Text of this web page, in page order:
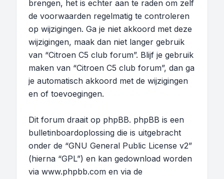
brengen, het is echter aan te raden om zelf
de voorwaarden regelmatig te controleren
op wijzigingen. Ga je niet akkoord met deze
wijzigingen, maak dan niet langer gebruik
van “Citroen C5 club forum”. Blijf je gebruik
maken van “Citroen C5 club forum”, dan ga
je automatisch akkoord met de wijzigingen
en of toevoegingen.
Dit forum draait op phpBB. phpBB is een
bulletinboardoplossing die is uitgebracht
onder de “GNU General Public License v2”
(hierna “GPL”) en kan gedownload worden
via www.phpbb.com en via de